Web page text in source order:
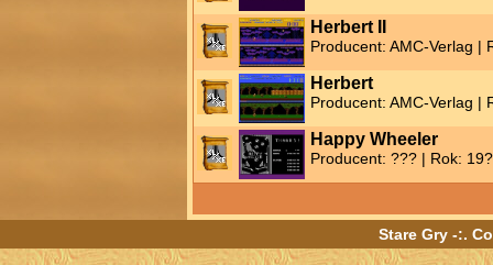
Herbert II
Producent: AMC-Verlag |
Herbert
Producent: AMC-Verlag |
Happy Wheeler
Producent: ??? | Rok:
Stare Gry -:.